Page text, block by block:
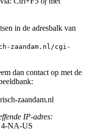
in de adresbalk van
zaandam.nl/cgi-
dan contact op met de
zaandam.nl
IP-adres:
4-NA-US